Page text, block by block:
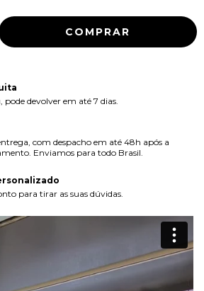
pode devolver em até 7 dias.
com despacho em até 48h após a
Enviamos para todo Brasil.
para tirar as suas dúvidas.